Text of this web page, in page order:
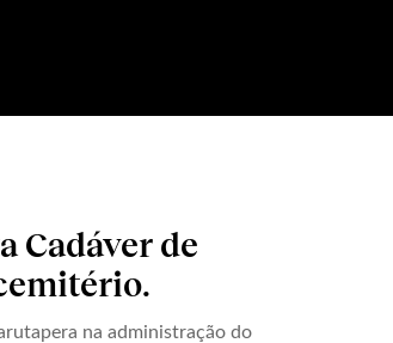
Cadáver de
na administração do